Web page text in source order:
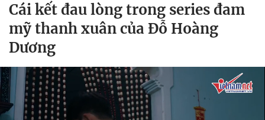
Cái kết đau lòng trong series đam
mỹ thanh xuân của Đỗ Hoàng
Dương